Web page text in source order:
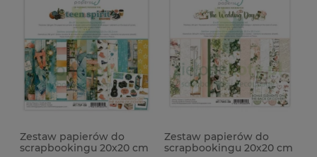
Zestaw papierów do
scrapbookingu 20x20 cm
Zestaw papierów do
scrapbookingu 20x20 cm